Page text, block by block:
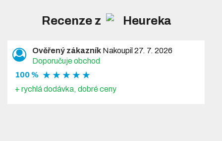
Recenze z
Ověřený zákazník Nakoupil 27. 7. 2026
Doporučuje obchod
100 % ★ ★ ★ ★ ★
+ rychlá dodávka, dobré ceny